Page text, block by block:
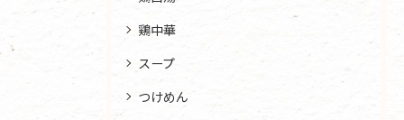
鶏中華
スープ
つけめん